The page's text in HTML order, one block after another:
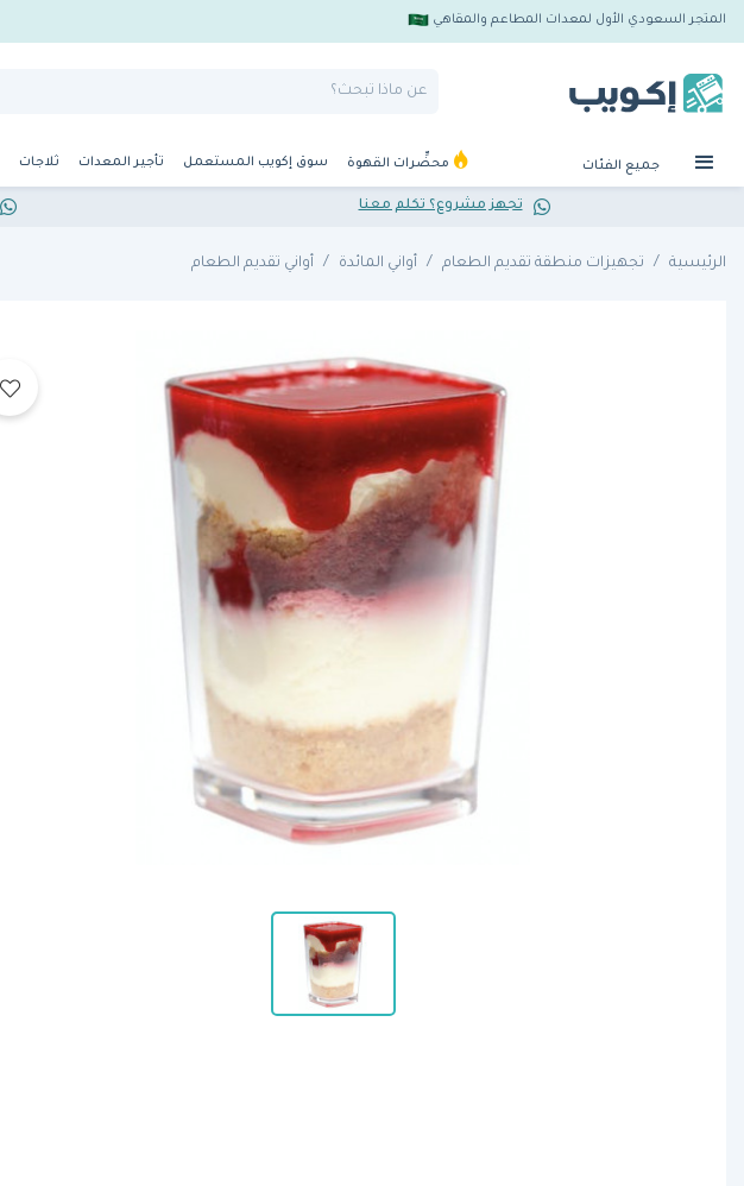
المتجر السعودي الأول لمعدات المطاعم والمقاهي
جميع الفئات محضِّرات القهوة سوق إكويب المستعمل تأجير المعدات ثلاجات
تجهز مشروع؟ تكلم معنا
الرئيسية تجهيزات منطقة تقديم الطعام أواني المائدة أواني تقديم الطعام